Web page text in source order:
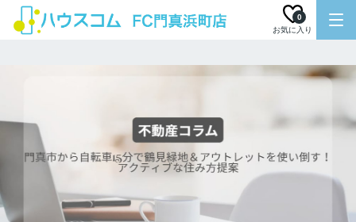
お気に入り
0